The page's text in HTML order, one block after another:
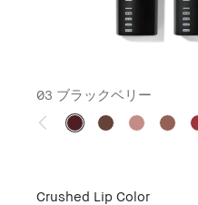
03 ブラックベリー
Crushed Lip Color